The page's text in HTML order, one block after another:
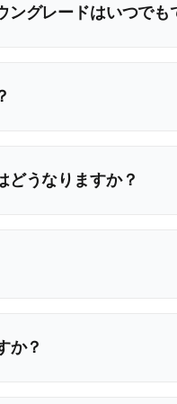
グレードはいつでも
どうなりますか？
か？